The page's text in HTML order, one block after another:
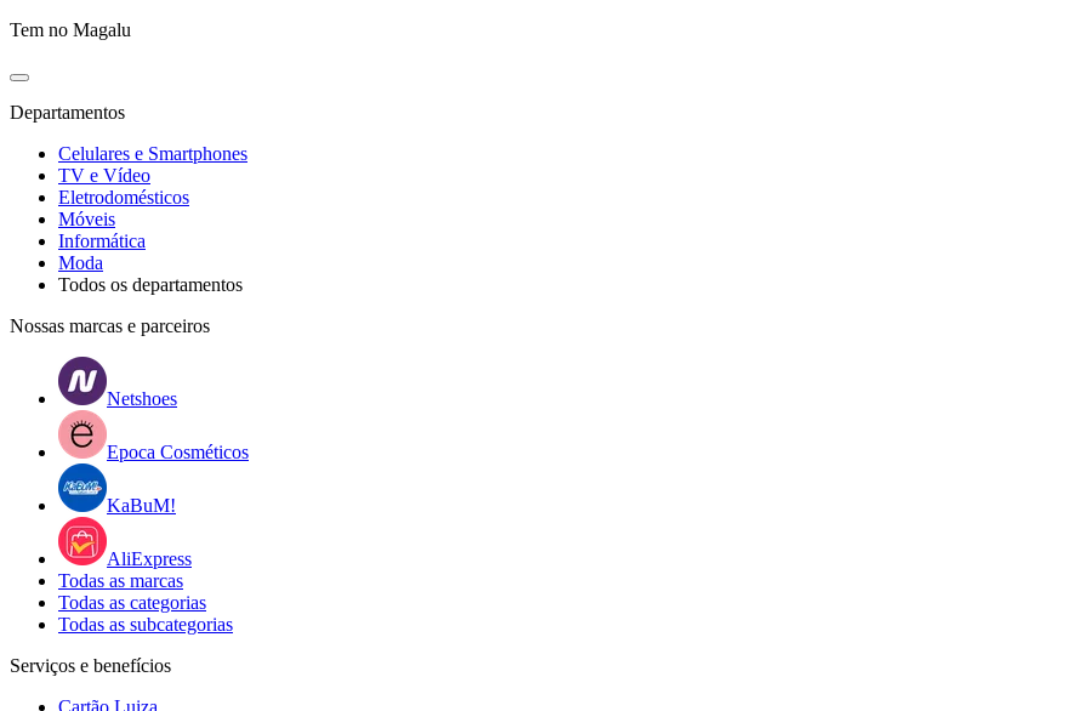
Tem no Magalu
Departamentos
Celulares e Smartphones
TV e Vídeo
Eletrodomésticos
Móveis
Informática
Moda
Todos os departamentos
Nossas marcas e parceiros
Netshoes
Epoca Cosméticos
KaBuM!
AliExpress
Todas as marcas
Todas as categorias
Todas as subcategorias
Serviços e benefícios
Cartão Luiza